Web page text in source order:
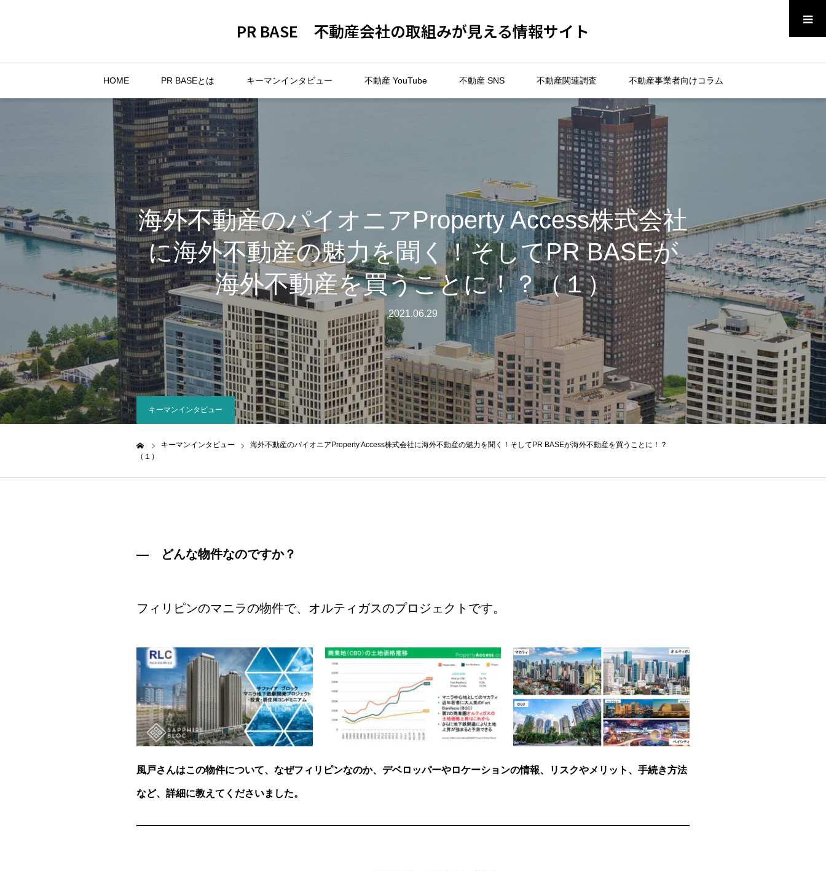
PR BASE 不動産会社の取組みが見える情報サイト
HOME PR BASEとは キーマンインタビュー 不動産 YouTube 不動産 SNS 不動産関連調査 不動産事業者向けコラム
海外不動産のパイオニアProperty Access株式会社
に海外不動産の魅力を聞く！そしてPR BASEが
海外不動産を買うことに！？（１）
2021.06.29
キーマンインタビュー
キーマンインタビュー
海外不動産のパイオニアProperty Access株式会社に海外不動産の魅力を聞く！そしてPR BASEが海外不動産を買うことに！？
（１）
― どんな物件なのですか？
フィリピンのマニラの物件で、オルティガスのプロジェクトです。
風戸さんはこの物件について、なぜフィリピンなのか、デベロッパーやロケーションの情報、リスクやメリット、手続き方法
など、詳細に教えてくださいました。